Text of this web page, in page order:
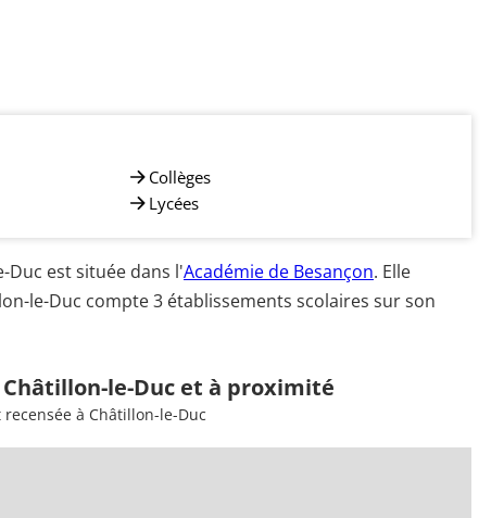
Collèges
Lycées
Duc est située dans l'Académie de Besançon. Elle
le-Duc compte 3 établissements scolaires sur son
le-Duc et à proximité
à Châtillon-le-Duc